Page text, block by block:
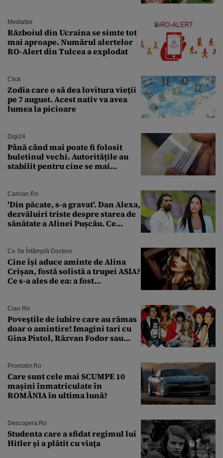
Mediafax
Războiul din Ucraina se simte tot
mai aproape. Numărul alertelor
RO-Alert din Tulcea a explodat
Click
Zodia care o să dea lovitura vieții
pe 7 august. Acest nativ va avea
lumea la picioare
Digi24
Până când mai poate fi folosit
buletinul vechi. Autoritățile au
stabilit pentru cine se mai
Cancan.ro
'Din păcate, s-a gravat'. Dan Alexa,
dezvăluiri triste despre starea de
sănătate a Alinei Pușcău. Ce
Ce Se Întâmplă Doctore
Cine își aduce aminte de Alina
Crișan, fostă solistă a trupei ASIA?
Ce s-a ales de ea: a fost
Ciao.ro
Poveştile de iubire care au rămas
doar o amintire! Imagini tari cu
Gina Pistol, Răzvan Fodor sau
Promotor.ro
Care sunt cele mai SCUMPE 10
mașini înmatriculate în
ROMÂNIA în ultima lună?
Descopera.ro
Studenta care a sfidat regimul lui
Hitler și a plătit cu viața